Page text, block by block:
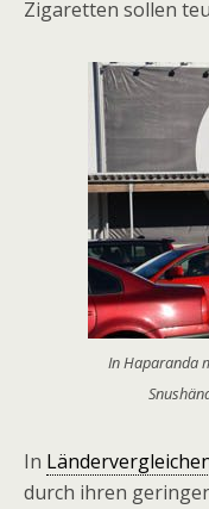
Zigaretten sollen
In Haparanda
In
durch ihren